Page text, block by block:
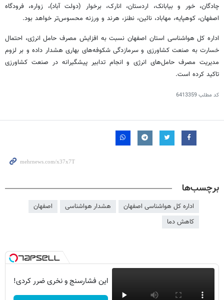
چادگان،خور و بیابانک، اردستان، انارک، برخوار (دولت آباد)، زواره، فرودگاه
اصفهان، کوهپایه، مهاباد، نائین، نطنز، هرند و ورزنه محسوس‌تر خواهد بود.
اداره کل هواشناسی استان اصفهان نسبت به افزایش مصرف حامل انرژی، احتمال
خسارت به صنعت کشاورزی و سرمازدگی شکوفه‌های بهاری هشدار داده و بر لزوم
مدیریت مصرف حامل‌های انرژی و انجام تدابیر پیشگیرانه در صنعت کشاورزی
تاکید کرده است.
کد مطلب6413359
برچسب‌ها
اداره کل هواشناسی اصفهان هشدار هواشناسی
اصفهان
کاهش دما
این فشارسنج و نخری ضرر کردی!